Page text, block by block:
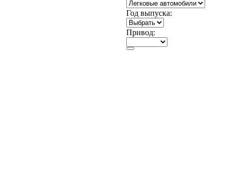
Год выпуска:
Привод: